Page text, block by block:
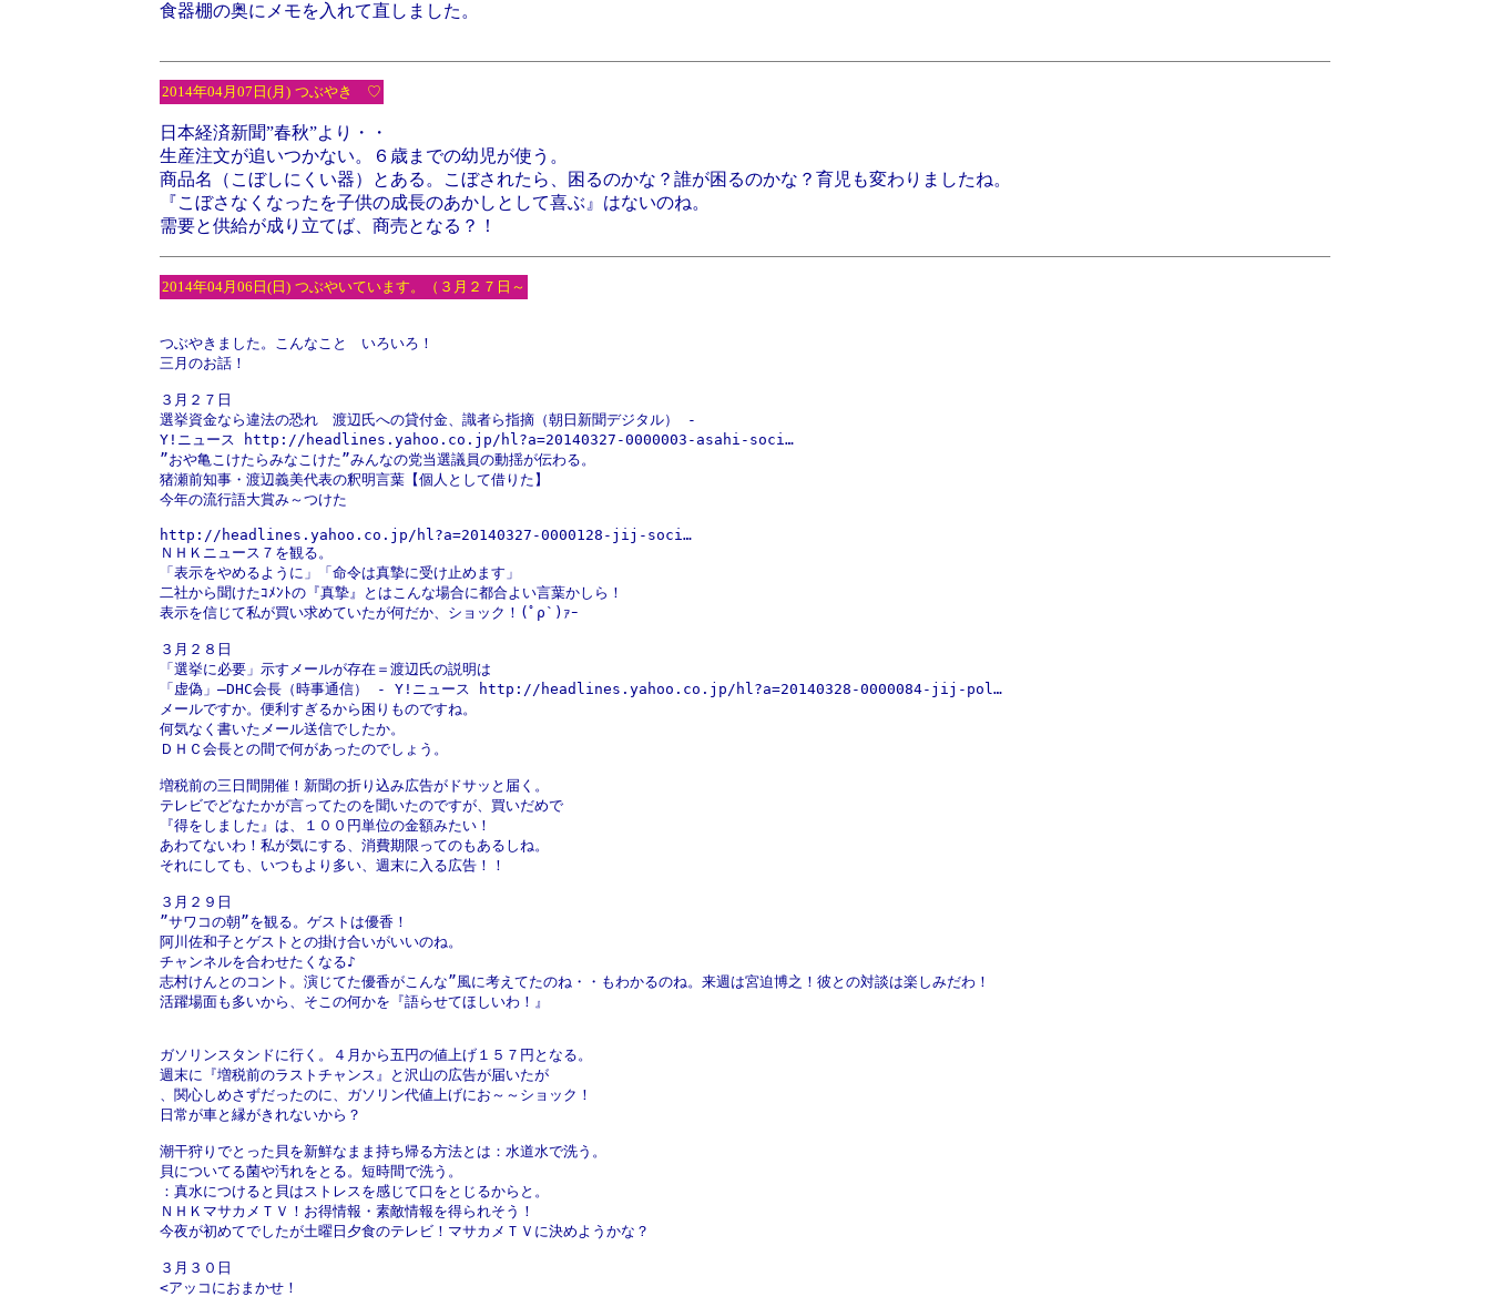
食器棚の奥にメモを入れて直しました。
2014年04月07日(月) つぶやき ♡
日本経済新聞”春秋”より・・
生産注文が追いつかない。６歳までの幼児が使う。
商品名（こぼしにくい器）とある。こぼされたら、困るのかな？誰が困るのかな？育児も変わりましたね。
『こぼさなくなったを子供の成長のあかしとして喜ぶ』はないのね。
需要と供給が成り立てば、商売となる？！
2014年04月06日(日) つぶやいています。（３月２７日～
つぶやきました。こんなこと　いろいろ！
三月のお話！
３月２７日
選挙資金なら違法の恐れ　渡辺氏への貸付金、識者ら指摘（朝日新聞デジタル） -
Y!ニュース http://headlines.yahoo.co.jp/hl?a=20140327-0000003-asahi-soci…
”おや亀こけたらみなこけた”みんなの党当選議員の動揺が伝わる。
猪瀬前知事・渡辺義美代表の釈明言葉【個人として借りた】
今年の流行語大賞み～つけた
http://headlines.yahoo.co.jp/hl?a=20140327-0000128-jij-soci…
ＮＨＫニュース７を観る。
「表示をやめるように」「命令は真摯に受け止めます」
二社から聞けたｺﾒﾝﾄの『真摯』とはこんな場合に都合よい言葉かしら！
表示を信じて私が買い求めていたが何だか、ショック！(ﾟρ`)ｧｰ
３月２８日
「選挙に必要」示すメールが存在＝渡辺氏の説明は
「虚偽」―DHC会長（時事通信） - Y!ニュース http://headlines.yahoo.co.jp/hl?a=20140328-0000084-jij-pol…
メールですか。便利すぎるから困りものですね。
何気なく書いたメール送信でしたか。
ＤＨＣ会長との間で何があったのでしょう。
増税前の三日間開催！新聞の折り込み広告がドサッと届く。
テレビでどなたかが言ってたのを聞いたのですが、買いだめで
『得をしました』は、１００円単位の金額みたい！
あわてないわ！私が気にする、消費期限ってのもあるしね。
それにしても、いつもより多い、週末に入る広告！！
３月２９日
”サワコの朝”を観る。ゲストは優香！
阿川佐和子とゲストとの掛け合いがいいのね。
チャンネルを合わせたくなる♪
志村けんとのコント。演じてた優香がこんな”風に考えてたのね・・もわかるのね。来週は宮迫博之！彼との対談は楽しみだわ！
活躍場面も多いから、そこの何かを『語らせてほしいわ！』
ガソリンスタンドに行く。４月から五円の値上げ１５７円となる。
週末に『増税前のラストチャンス』と沢山の広告が届いたが
、関心しめさずだったのに、ガソリン代値上げにお～～ショック！
日常が車と縁がきれないから？
潮干狩りでとった貝を新鮮なまま持ち帰る方法とは：水道水で洗う。
貝についてる菌や汚れをとる。短時間で洗う。
：真水につけると貝はストレスを感じて口をとじるからと。
ＮＨＫマサカメＴＶ！お得情報・素敵情報を得られそう！
今夜が初めてでしたが土曜日夕食のテレビ！マサカメＴＶに決めようかな？
３月３０日
<アッコにおまかせ！